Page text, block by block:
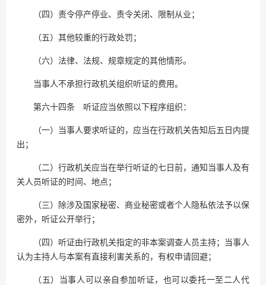
（四）责令停产停业、责令关闭、限制从业；
（五）其他较重的行政处罚；
（六）法律、法规、规章规定的其他情形。
当事人不承担行政机关组织听证的费用。
第六十四条 听证应当依照以下程序组织：
（一）当事人要求听证的，应当在行政机关告知后五日内提
出；
（二）行政机关应当在举行听证的七日前，通知当事人及有
关人员听证的时间、地点；
（三）除涉及国家秘密、商业秘密或者个人隐私依法予以保
密外，听证公开举行；
（四）听证由行政机关指定的非本案调查人员主持；当事人
认为主持人与本案有直接利害关系的，有权申请回避；
（五）当事人可以亲自参加听证，也可以委托一至二人代